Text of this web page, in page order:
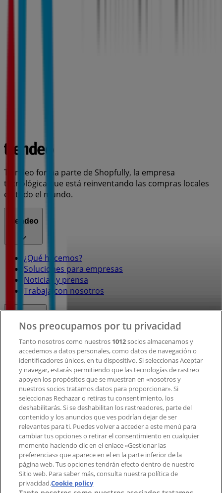
Tiendeo forma parte de Shopfully, la empresa
tecnológica que está reinventando las compras locales
en todo el mundo.
Tiendeo
¿Qué hacemos?
Soluciones para empresas
Noticias y prensa
Trabaja con nosotros
Contacto comercial y de marketing
Tienda mal colocada en el mapa
Notificar un folleto
¿Encontraste un problema en la web o en la
aplicación?
Índices
Marcas
Marcas locales
Negocios
Nos preocupamos por tu privacidad
Tanto nosotros como nuestros 1012socios almacenamos y
accedemos a datos personales, como datos de navegación o
identificadores únicos, en tu dispositivo. Si seleccionas Aceptar
y navegar, estarás permitiendo que las tecnologías de rastreo
apoyen los propósitos que se muestran en «nosotros y
nuestros socios tratamos datos para proporcionar». Si
seleccionas Rechazar o retiras tu consentimiento, los
deshabilitarás. Si se deshabilitan los rastreadores, parte del
contenido y los anuncios que ves podrían dejar de ser
relevantes para ti. Puedes volver a acceder a este menú para
cambiar tus opciones o retirar el consentimiento en cualquier
momento haciendo clic en el enlace «Gestionar las
preferencias» que aparece en el en la parte inferior de la
página web. Tus opciones tendrán efecto dentro de nuestro
Sitio web. Para saber más, consulta nuestra política de
privacidad.Cookie policy